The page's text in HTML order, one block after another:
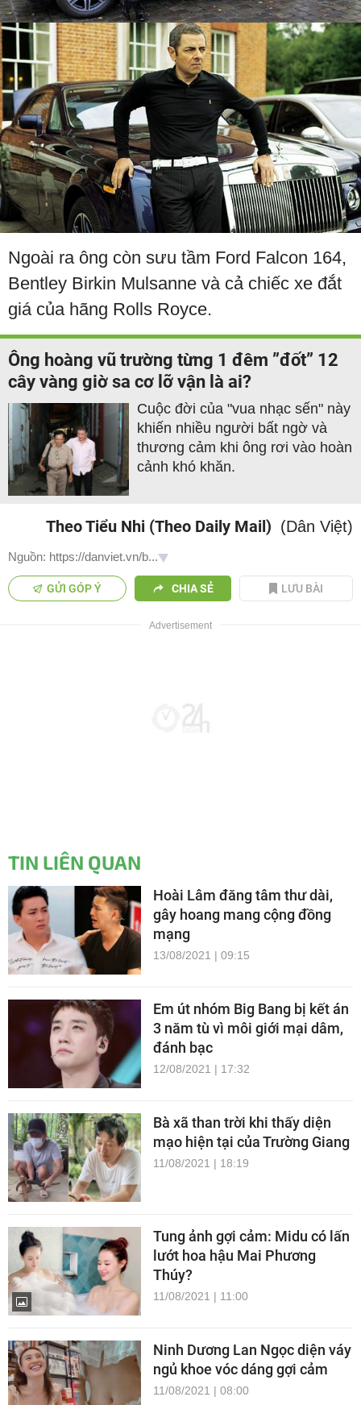
Ngoài ra ông còn sưu tầm Ford Falcon 164,
Bentley Birkin Mulsanne và cả chiếc xe đắt
giá của hãng Rolls Royce.
Ông hoàng vũ trường từng 1 đêm ”đốt” 12
cây vàng giờ sa cơ lỡ vận là ai?
Cuộc đời của "vua nhạc sến" này
khiến nhiều người bất ngờ và
thương cảm khi ông rơi vào hoàn
cảnh khó khăn.
Theo Tiểu Nhi (Theo Daily Mail) (Dân Việt)
Nguồn: https://danviet.vn/b...
GỬI GÓP Ý CHIA SẺ LƯU BÀI
TIN LIÊN QUAN
Hoài Lâm đăng tâm thư dài,
gây hoang mang cộng đồng
mạng
13/08/2021 | 09:15
Em út nhóm Big Bang bị kết án
3 năm tù vì môi giới mại dâm,
đánh bạc
12/08/2021 | 17:32
Bà xã than trời khi thấy diện
mạo hiện tại của Trường Giang
11/08/2021 | 18:19
Tung ảnh gợi cảm: Midu có lấn
lướt hoa hậu Mai Phương
Thúy?
11/08/2021 | 11:00
Ninh Dương Lan Ngọc diện váy
ngủ khoe vóc dáng gợi cảm
11/08/2021 | 08:00